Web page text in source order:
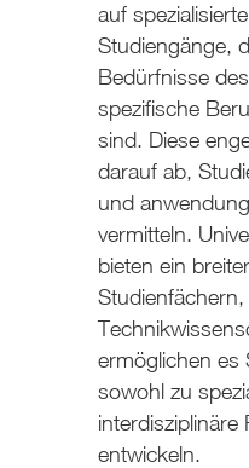
auf
Studiengänge,
Bedürfnisse
spezifische
sind. Diese
darauf ab,
und
vermitteln.
bieten ein
ermöglichen es
sowohl zu
interdisziplinäre
entwickeln.